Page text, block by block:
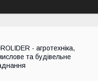
- агротехніка,
та будівельне